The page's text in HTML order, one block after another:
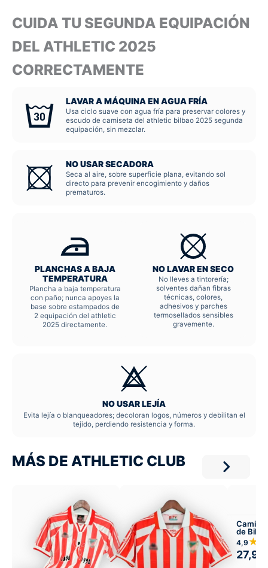
CUIDA TU SEGUNDA EQUIPACIÓN
DEL ATHLETIC 2025
CORRECTAMENTE
LAVAR A MÁQUINA EN AGUA FRÍA
Usa ciclo suave con agua fría para preservar colores y
escudo de camiseta del athletic bilbao 2025 segunda
equipación, sin mezclar.
NO USAR SECADORA
Seca al aire, sobre superficie plana, evitando sol
directo para prevenir encogimiento y daños
prematuros.
PLANCHAS A BAJA
TEMPERATURA
Plancha a baja temperatura
con paño; nunca apoyes la
base sobre estampados de
2 equipación del athletic
2025 directamente.
NO LAVAR EN SECO
No lleves a tintorería;
solventes dañan fibras
técnicas, colores,
adhesivos y parches
termosellados sensibles
gravemente.
NO USAR LEJÍA
Evita lejía o blanqueadores; decoloran logos, números y debilitan el
tejido, perdiendo resistencia y forma.
MÁS DE ATHLETIC CLUB
de
Versión
4,9
27,99